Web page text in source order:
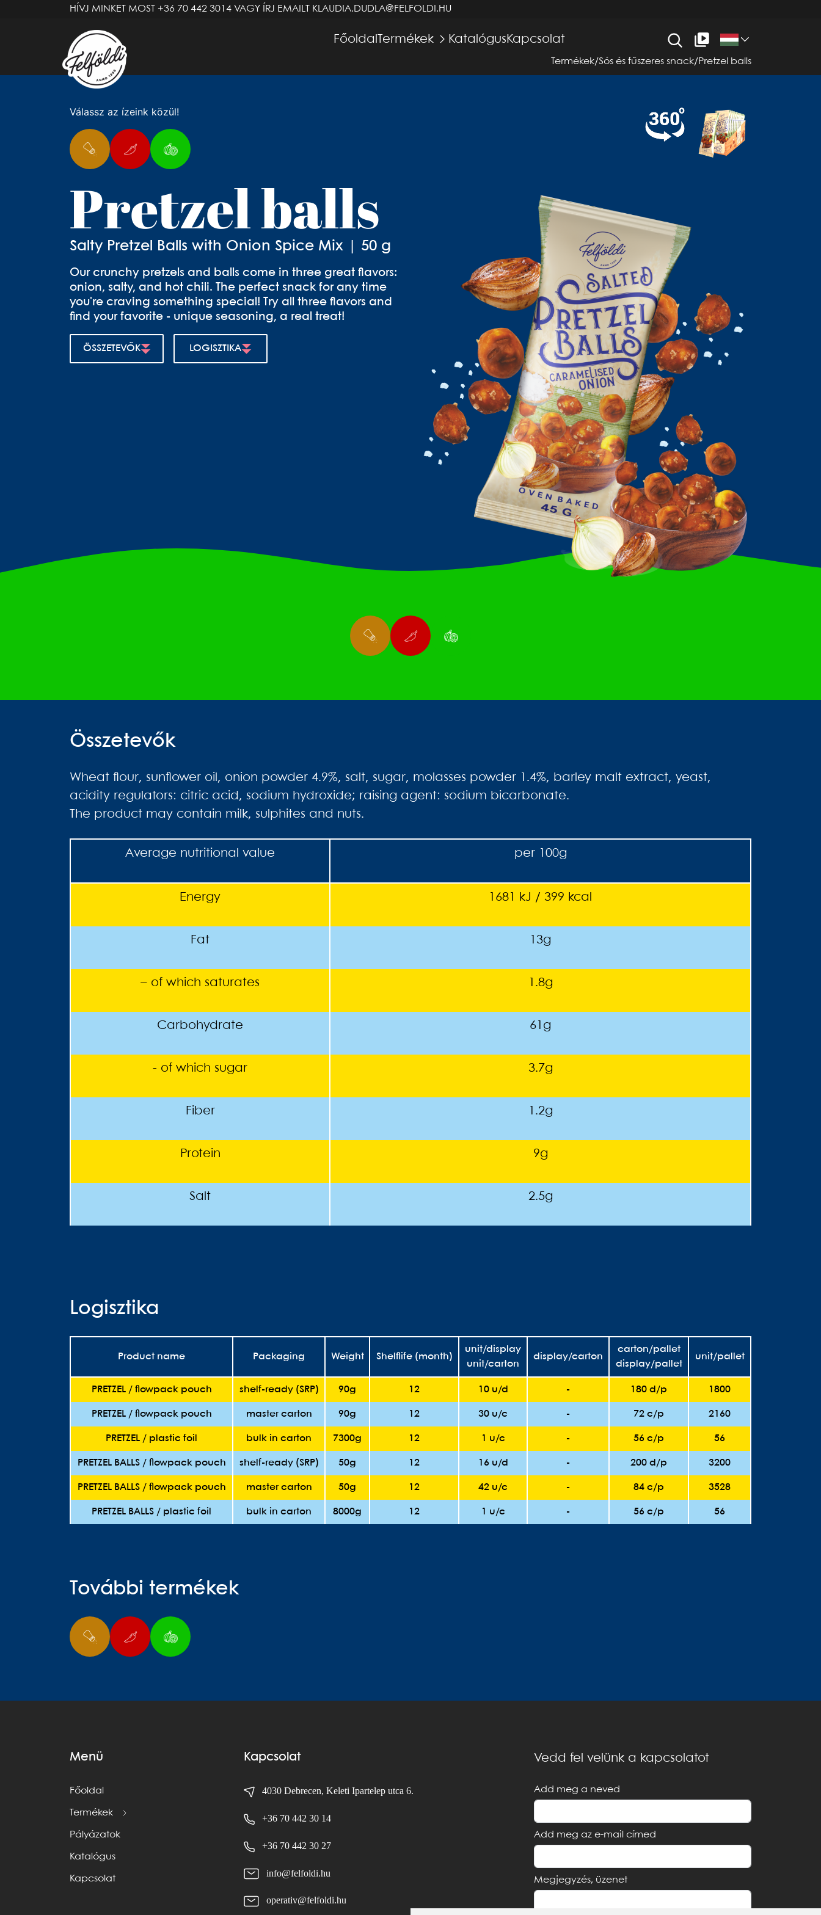
HÍVJ MINKET MOST +36 70 442 3014 VAGY ÍRJ EMAILT KLAUDIA.DUDLA@FELFOLDI.HU
Főoldal Termékek Katalógus Kapcsolat
Termékek/Sós és fűszeres snack/ Pretzel balls
Válassz az ízeink közül!
Pretzel balls
Salty Pretzel Balls with Onion Spice Mix | 50 g
Our crunchy pretzels and balls come in three great flavors:
onion, salty, and hot chili. The perfect snack for any time
you're craving something special! Try all three flavors and
find your favorite - unique seasoning, a real treat!
ÖSSZETEVŐK LOGISZTIKA
Összetevők
Wheat flour, sunflower oil, onion powder 4.9%, salt, sugar, molasses powder 1.4%, barley malt extract, yeast,
acidity regulators: citric acid, sodium hydroxide; raising agent: sodium bicarbonate.
The product may contain milk, sulphites and nuts.
Average nutritional value per 100g
Energy 1681 kJ / 399 kcal
Fat 13g
– of which saturates 1.8g
Carbohydrate 61g
- of which sugar 3.7g
Fiber 1.2g
Protein 9g
Salt 2.5g
Logisztika
Product name Packaging Weight Shelflife (month)
unit/display
unit/carton
display/carton
carton/pallet
display/pallet
unit/pallet
PRETZEL / flowpack pouch shelf-ready (SRP) 90g 12 10 u/d - 180 d/p 1800
PRETZEL / flowpack pouch master carton 90g 12 30 u/c - 72 c/p 2160
PRETZEL / plastic foil bulk in carton 7300g 12 1 u/c - 56 c/p 56
PRETZEL BALLS / flowpack pouch shelf-ready (SRP) 50g 12 16 u/d - 200 d/p 3200
PRETZEL BALLS / flowpack pouch master carton 50g 12 42 u/c - 84 c/p 3528
PRETZEL BALLS / plastic foil bulk in carton 8000g 12 1 u/c - 56 c/p 56
További termékek
Menü
Főoldal
Termékek
Pályázatok
Katalógus
Kapcsolat
Kapcsolat
4030 Debrecen, Keleti Ipartelep utca 6.
+36 70 442 30 14
+36 70 442 30 27
info@felfoldi.hu
operativ@felfoldi.hu
Vedd fel velünk a kapcsolatot
Add meg a neved
Add meg az e-mail címed
Megjegyzés, üzenet